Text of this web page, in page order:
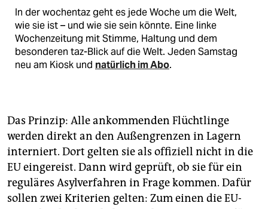
In der wochentaz geht es jede Woche um die Welt,
wie sie ist – und wie sie sein könnte. Eine linke
Wochenzeitung mit Stimme, Haltung und dem
besonderen taz-Blick auf die Welt. Jeden Samstag
neu am Kiosk und natürlich im Abo.
Das Prinzip: Alle ankommenden Flüchtlinge
werden direkt an den Außengrenzen in Lagern
interniert. Dort gelten sie als offiziell nicht in die
EU eingereist. Dann wird geprüft, ob sie für ein
reguläres Asylverfahren in Frage kommen. Dafür
sollen zwei Kriterien gelten: Zum einen die EU-